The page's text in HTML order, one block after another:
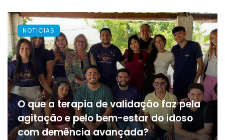
O que a terapia de validação faz pela
agitação e pelo bem-estar do idoso
com demência avançada?
NOTICIAS